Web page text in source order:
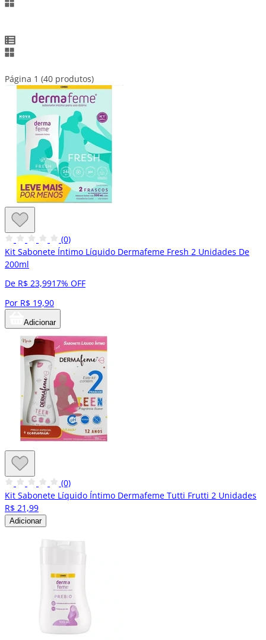
Página 1 (40 produtos)
(0)
Kit Sabonete Íntimo Líquido Dermafeme Fresh 2 Unidades De
200ml
De R$ 23,9917% OFF
Por R$ 19,90
Adicionar
(0)
Kit Sabonete Líquido Íntimo Dermafeme Tutti Frutti 2 Unidades
R$ 21,99
Adicionar